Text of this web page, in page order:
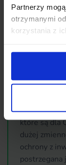
Partnerzy
otrzymanymi
korzystania z
Czy
Wybór tej
cenią
płacisz za
wybierasz
wsparcie na
które są dla
dużej
ochrony z
postrzegana